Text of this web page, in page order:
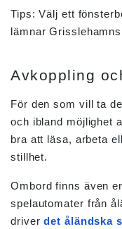
Tips: Välj ett
lämnar
Avkoppling
För den som vill ta
och ibland möjlighet
bra att läsa, arbeta
stillhet.
Ombord finns även
spelautomater från
driverdet åländska